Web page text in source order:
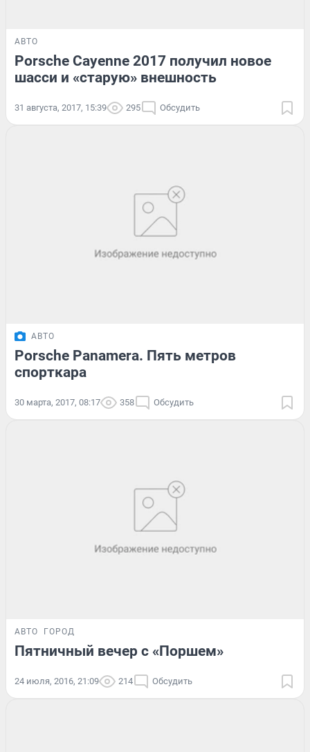
АВТО
Porsche Cayenne 2017 получил новое
шасси и «старую» внешность
31 августа, 2017, 15:39 295 Обсудить
АВТО
Porsche Panamera. Пять метров
спорткара
30 марта, 2017, 08:17 358 Обсудить
АВТО ГОРОД
Пятничный вечер с «Поршем»
24 июля, 2016, 21:09 214 Обсудить